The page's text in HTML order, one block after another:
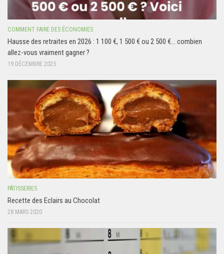
COMMENT FAIRE DES ÉCONOMIES
Hausse des retraites en 2026 : 1 100 €, 1 500 € ou 2 500 €… combien
allez-vous vraiment gagner ?
19 DÉCEMBRE 2025
PÂTISSERIES
Recette des Eclairs au Chocolat
28 MARS 2020